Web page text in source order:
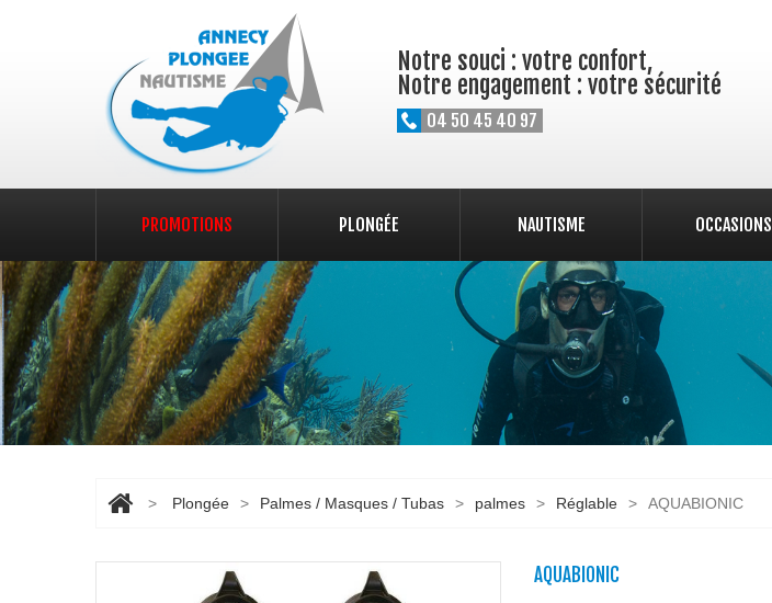
Notre souci : votre confort,
Notre engagement : votre sécurité
04 50 45 40 97
PROMOTIONS PLONGÉE NAUTISME OCCASIONS
> Plongée > Palmes / Masques / Tubas > palmes > Réglable > AQUABIONIC
AQUABIONIC